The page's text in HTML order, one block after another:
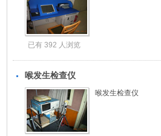
已有 392 人浏览
喉发生检查仪
喉发生检查仪